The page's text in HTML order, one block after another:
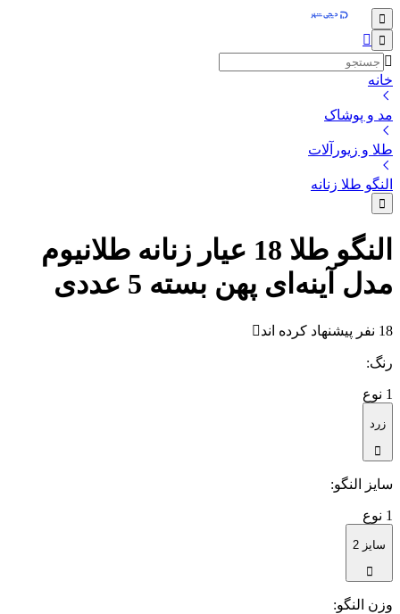
خانه
مد و پوشاک
طلا و زیورآلات
النگو طلا زنانه
النگو طلا 18 عیار زنانه طلانیوم
مدل آینه‌ای پهن بسته‌ 5 عددی‌
18 نفر پیشنهاد کرده اند
رنگ:
1 نوع
زرد
سایز النگو:
1 نوع
سایز 2
وزن النگو: